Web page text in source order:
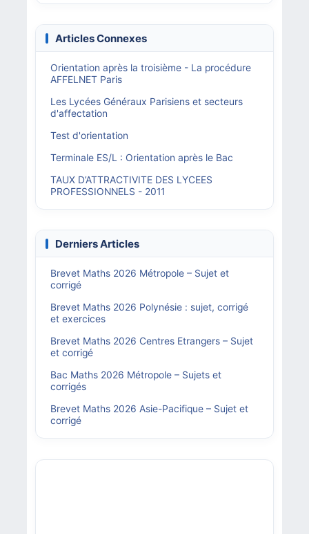
Articles Connexes
Orientation après la troisième - La procédure
AFFELNET Paris
Les Lycées Généraux Parisiens et secteurs
d'affectation
Test d'orientation
Terminale ES/L : Orientation après le Bac
TAUX D’ATTRACTIVITE DES LYCEES
PROFESSIONNELS - 2011
Derniers Articles
Brevet Maths 2026 Métropole – Sujet et
corrigé
Brevet Maths 2026 Polynésie : sujet, corrigé
et exercices
Brevet Maths 2026 Centres Etrangers – Sujet
et corrigé
Bac Maths 2026 Métropole – Sujets et
corrigés
Brevet Maths 2026 Asie-Pacifique – Sujet et
corrigé